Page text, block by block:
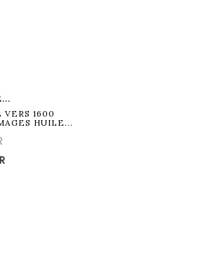
1600
HUILE...